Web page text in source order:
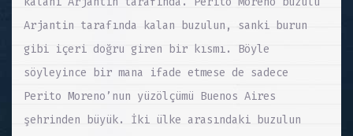
Arjantin tarafında kalan buzulun, sanki burun
gibi içeri doğru giren bir kısmı. Böyle
söyleyince bir mana ifade etmese de sadece
Perito Moreno’nun yüzölçümü Buenos Aires
şehrinden büyük. İki ülke arasındaki buzulun